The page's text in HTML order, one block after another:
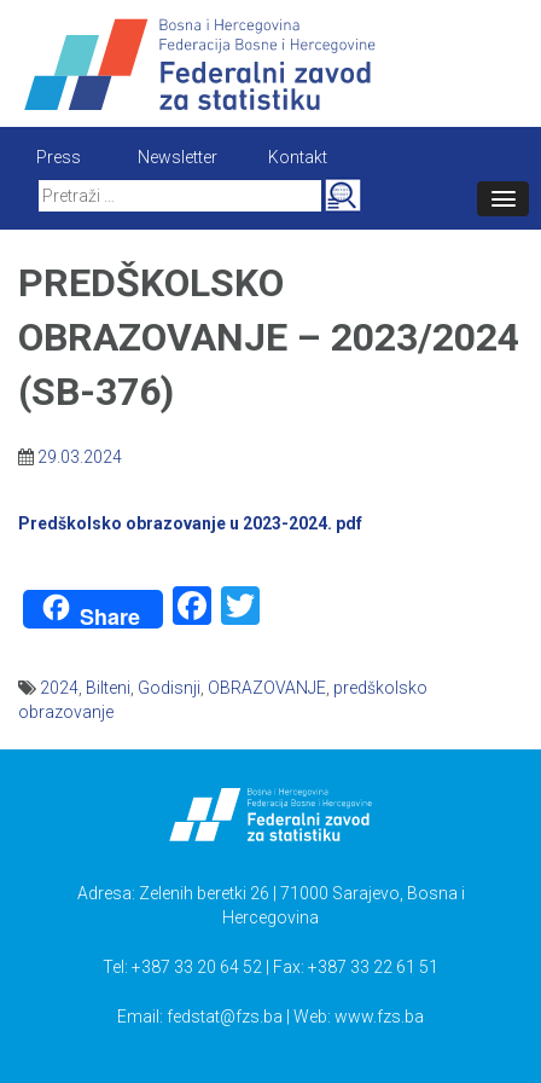
content
Press Newsletter
Kontakt
Search
for:
PREDŠKOLSKO
OBRAZOVANJE – 2023/2024
(SB-376)
29.03.2024
Predškolsko obrazovanje u 2023-2024. pdf
Share Facebook
2024 Bilteni Godisnji OBRAZOVANJE predškolsko
obrazovanje
Adresa: Zelenih beretki 26 | 71000 Sarajevo, Bosna i
Hercegovina
Tel: +387 33 20 64 52 | Fax: +387 33 22 61 51
Email: fedstat@fzs.ba | Web: www.fzs.ba